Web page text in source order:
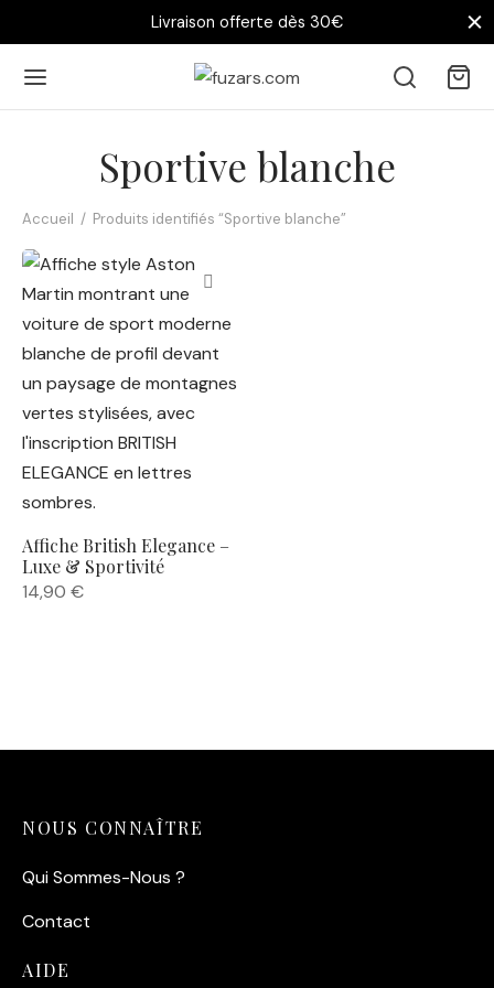
Livraison offerte dès 30€
Sportive blanche
Accueil / Produits identifiés “Sportive blanche”
Affiche British Elegance –
Luxe & Sportivité
14,90 €
NOUS CONNAÎTRE
Qui Sommes-Nous ?
Contact
AIDE